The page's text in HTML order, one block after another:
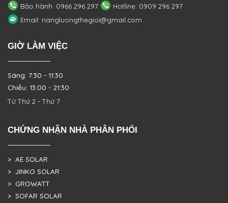
Bảo hành: 0966 296 297
Hotline: 0909 296 297
Email: nangluongthegioi@gmail.com
GIỜ LÀM VIỆC
Sáng: 7:30 - 11:30
Chiều: 13:00 - 21:30
Từ Thứ 2 - Thứ 7
CHỨNG NHẬN NHÀ PHÂN PHỐI
> AE SOLAR
> JINKO SOLAR
> GROWATT
> SOFAR SOLAR